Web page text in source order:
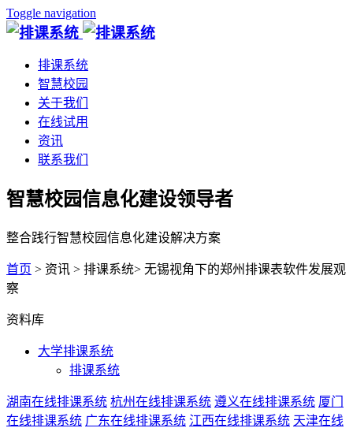
Toggle navigation
排课系统
智慧校园
关于我们
在线试用
资讯
联系我们
智慧校园信息化建设领导者
整合践行智慧校园信息化建设解决方案
首页 > 资讯 > 排课系统> 无锡视角下的郑州排课表软件发展观
察
资料库
大学排课系统
排课系统
湖南在线排课系统 杭州在线排课系统 遵义在线排课系统 厦门
在线排课系统 广东在线排课系统 江西在线排课系统 天津在线